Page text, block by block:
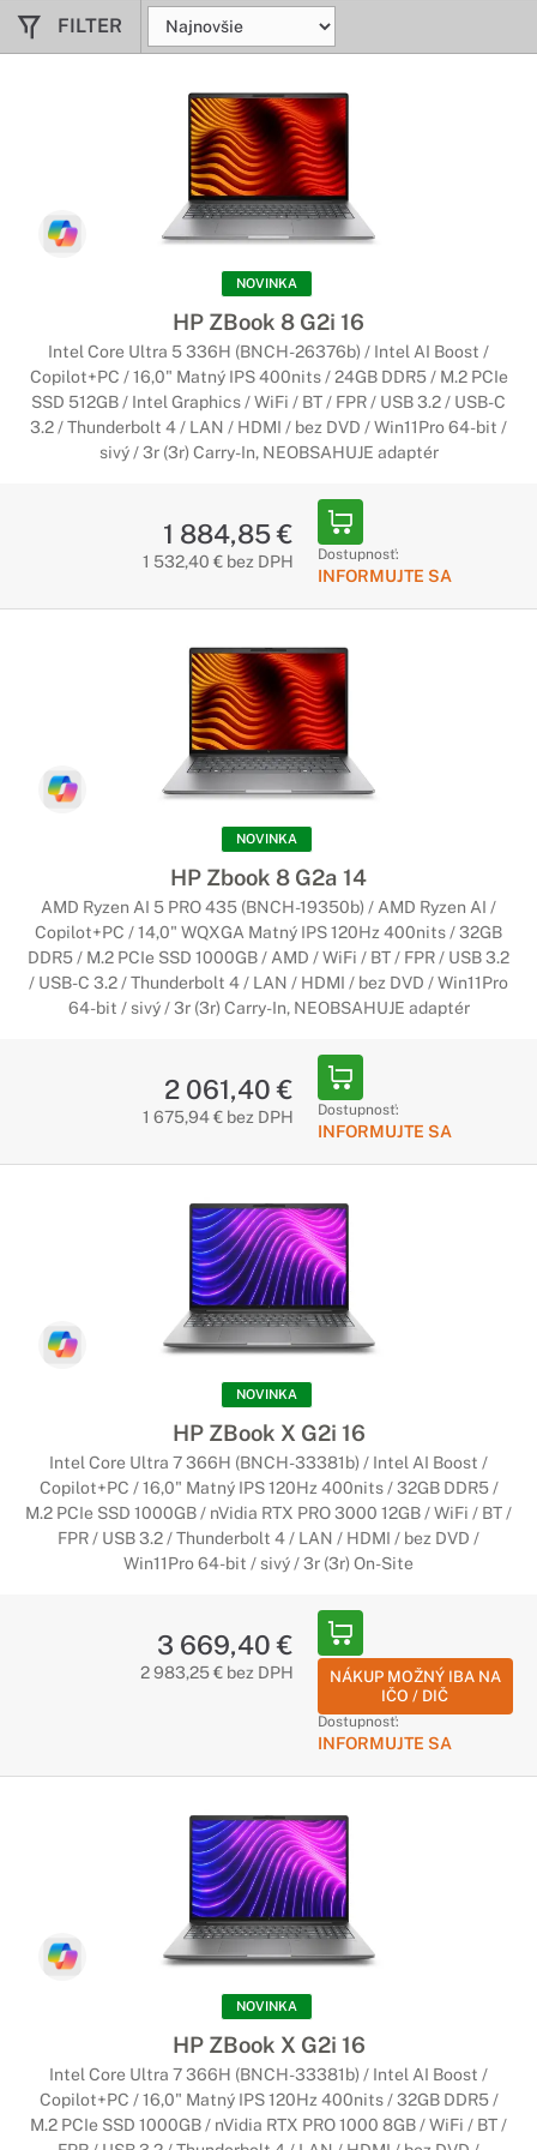
Notebooky HP Envy
Pomôže vám zvládnuť všetky výzvy
Počas nabitých dní potrebujete zariadenie, ktoré bude
neustále pripravené na akúkoľvek ďalšiu úlohu. Vďaka svojmu
ľahkému a tenkému telu s vami tento notebook udrží tempo
bez ohľadu na to, akú úlohu mu zveríte.
Notebooky HP Omen
Navrhnutý pre dominanciu
Vitajte v novom svete hier, v ktorom súperi nikdy nespia a
poriadne vám skomplikujú cestu k sláve. Notebook HP OMEN
s výkonným hardvérom a odvážnym dizajnom je vždy a všade
pripravený na boj.
Dokonale dopĺňa váš štýl
Každý jeho detail bol vytvorený tak, aby vynikol. Od tenkej a
Notebooky HP ProBook
Vyššia produktivita, rýchlosť a
zabezpečenie
Ideálny pre profesionálov v podnikovom prostredí, ktorí
požadujú cenovo dostupnú kombináciu pokrokových funkcií,
základného zabezpečenia a vyváženého výkonu.
Notebooky HP EliteBook
Najlepšie možnosti konfigurácie
Prémiový dizajn dokonale kompaktného a odolného
funkcie, ktoré potrebujete. Úžasný spoločník na cestách,
ktorý je vybavený výkonnými riešeniami zabezpečenia a
Sofistikovaný dizajn s výnimočným
Umelecké materiály a pútavé vyhotovenie vytvárajú dizajn,
ktorému sa nepodobá nič iné. Vďaka úžasnému vyhotoveniu je
tento luxusný notebook absolútne neodolateľný.
Notebooky HP ZBook
Nadštandardný výkon a spolahlivosť
Využite najvýkonnejšie spracovanie od spoločnosti HP,
grafickú kartu, jednoduchú škálovateľnosť a bleskurýchlu
konektivitu na to, aby ste mohli podávať čo najlepšie výkony.
Notebooky HP na bežné použitie
Perfektné do domácnosti alebo kancelárie
Tieto notebooky sú určené od surfovania po internete až po
nenáročné grafické úlohy. Ich prednou vlastnosťou je skvelý
pomer cena/výkon. Preto sú vhodnou voľbou pre ľudí, ktorí
Pracovné notebooky HP
Stvorené pre profesionálov
Pre profesionálne notebooky je typický vysoký výkon a
kvalitné spracovanie z prémiových materiálov. Sú určené
najmä pre ľudí, ktorí potrebujú spoľahlivý notebook na
Herné notebooky HP
Úžasný herný výkon
Herné notebooky v sebe kombinujú výkonné komponenty s
FILTER
NOVINKA
HP ZBook 8 G2i 16
Intel Core Ultra 5 336H (BNCH-26376b) / Intel AI Boost /
Copilot+PC / 16,0" Matný IPS 400nits / 24GB DDR5 / M.2 PCIe
SSD 512GB / Intel Graphics / WiFi / BT / FPR / USB 3.2 / USB-C
3.2 / Thunderbolt 4 / LAN / HDMI / bez DVD / Win11Pro 64-bit /
sivý / 3r (3r) Carry-In, NEOBSAHUJE adaptér
1 884,85 €
1 532,40 € bez DPH Dostupnosť:
INFORMUJTE SA
NOVINKA
HP Zbook 8 G2a 14
AMD Ryzen AI 5 PRO 435 (BNCH-19350b) / AMD Ryzen AI /
Copilot+PC / 14,0" WQXGA Matný IPS 120Hz 400nits / 32GB
DDR5 / M.2 PCIe SSD 1000GB / AMD / WiFi / BT / FPR / USB 3.2
/ USB-C 3.2 / Thunderbolt 4 / LAN / HDMI / bez DVD / Win11Pro
64-bit / sivý / 3r (3r) Carry-In, NEOBSAHUJE adaptér
2 061,40 €
1 675,94 € bez DPH Dostupnosť:
INFORMUJTE SA
NOVINKA
HP ZBook X G2i 16
Intel Core Ultra 7 366H (BNCH-33381b) / Intel AI Boost /
Copilot+PC / 16,0" Matný IPS 120Hz 400nits / 32GB DDR5 /
M.2 PCIe SSD 1000GB / nVidia RTX PRO 3000 12GB / WiFi / BT /
FPR / USB 3.2 / Thunderbolt 4 / LAN / HDMI / bez DVD /
Win11Pro 64-bit / sivý / 3r (3r) On-Site
3 669,40 €
2 983,25 € bez DPH
NÁKUP MOŽNÝ IBA NA
IČO / DIČ
Dostupnosť:
INFORMUJTE SA
NOVINKA
HP ZBook X G2i 16
Intel Core Ultra 7 366H (BNCH-33381b) / Intel AI Boost /
Copilot+PC / 16,0" Matný IPS 120Hz 400nits / 32GB DDR5 /
M.2 PCIe SSD 1000GB / nVidia RTX PRO 1000 8GB / WiFi / BT /